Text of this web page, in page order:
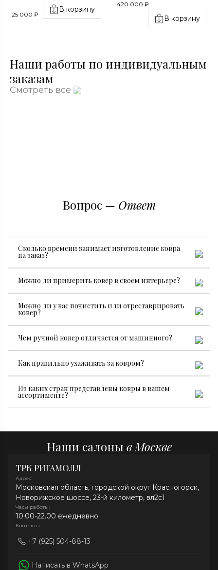
25 000 ₽
В корзину
420 000 ₽
В корзину
Наши работы по индивидуальным
заказам
Смотреть все
Вопрос — Ответ
Сколько времени занимает изготовление ковра
на заказ?
производства. В среднем изготовление занимает от 3
месяцев.
Можно ли примерить ковер в своем интерьере?
примерку, чтобы вы могли посмотреть, как он будет
Можно ли у вас почистить или отреставрировать
ковер?
реставрации ковров.
Чем ручной ковер отличается от машинного?
он долговечнее, ценнее и уникален. Машинные
ковры производятся серийно и стоят дешевле.
Как правильно ухаживать за ковром?
турбощетки и средств без хлора. При необходимости
Из каких стран представлены ковры в вашем
ассортименте?
Наши салоны в Москве
ТРК РИГАМОЛЛ
Адрес:
Московская область, городской округ Красногорск,
Новорижское шоссе, 23-й километр, вл2с1
Часы работы:
10.00-22.00 ежедневно
Контакты:
+7 (925) 504-88-13
Написать в WhatsApp